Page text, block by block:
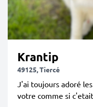
Krantip
49125, Tiercé
J'ai toujours adoré
votre comme si